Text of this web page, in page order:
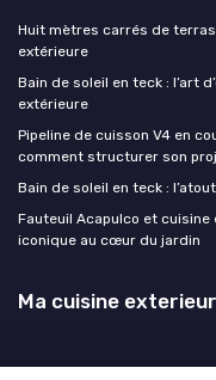
Huit mètres carrés de
extérieure
Bain de soleil en teck : l’art
extérieure
Pipeline de cuisson V4 en
comment structurer son
Bain de soleil en teck :
Fauteuil Acapulco et
iconique au cœur du jardin
Ma cuisine